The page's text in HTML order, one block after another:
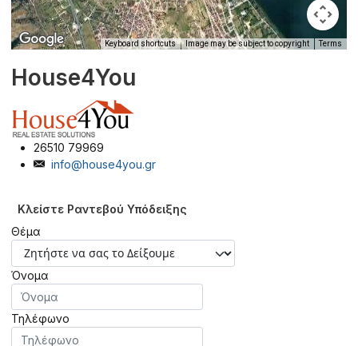
Keyboard shortcuts Image may be subject to copyright Terms
House4You
26510 79969
info@house4you.gr
Κλείστε Ραντεβού Υπόδειξης
Θέμα
Όνομα
Τηλέφωνο